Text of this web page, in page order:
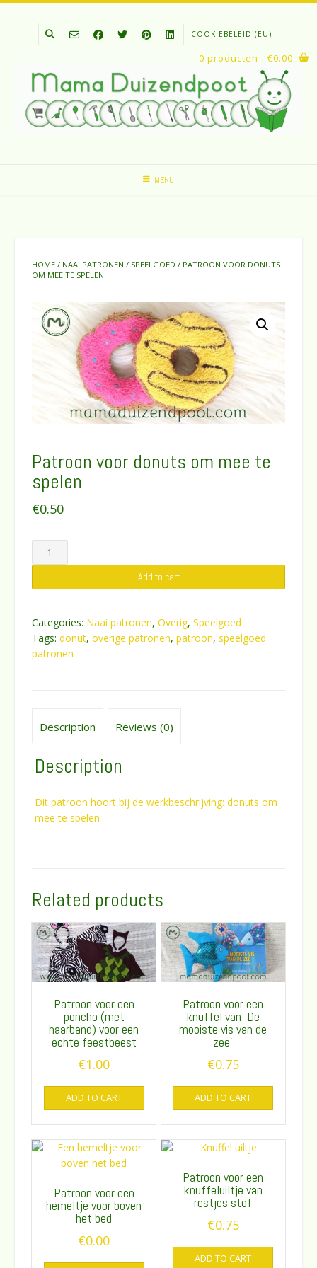
Spring
COOKIEBELEID (EU)
MENU
0 producten - €0.00
HOME / NAAI PATRONEN / SPEELGOED / PATROON VOOR DONUTS
OM MEE TE SPELEN
Patroon voor donuts om mee te
spelen
€0.50
Patroon
voor
om
te
spelen
quantity
Add to cart
Categories: Naai patronen, Overig, Speelgoed
Tags: donut, overige patronen, patroon, speelgoed
patronen
Description Reviews (0)
Description
Dit patroon hoort bij de werkbeschrijving: donuts om
mee te spelen
Related products
Patroon voor een
poncho (met
haarband) voor een
echte feestbeest
€1.00
ADD TO CART
Patroon voor een
knuffel van ‘De
mooiste vis van de
zee’
€0.75
ADD TO CART
Patroon voor een
hemeltje voor boven
het bed
€0.00
Patroon voor een
knuffeluiltje van
restjes stof
€0.75
ADD TO CART